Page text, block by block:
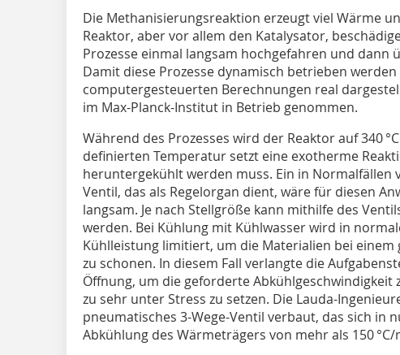
Die Methanisierungsreaktion erzeugt viel Wärme
Reaktor, aber vor allem den Katalysator,
Prozesse einmal langsam hochgefahren und dann
Damit diese Prozesse dynamisch betrieben
computergesteuerten Berechnungen real
im Max-Planck-Institut in Betrieb genommen.
Während des Prozesses wird der Reaktor auf 340
definierten Temperatur setzt eine exotherme
heruntergekühlt werden muss. Ein in Normalfällen
Ventil, das als Regelorgan dient, wäre für diesen
langsam. Je nach Stellgröße kann mithilfe des
werden. Bei Kühlung mit Kühlwasser wird in
Kühlleistung limitiert, um die Materialien bei
zu schonen. In diesem Fall verlangte die
Öffnung, um die geforderte Abkühlgeschwindigkeit
zu sehr unter Stress zu setzen. Die Lauda-
pneumatisches 3-Wege-Ventil verbaut, das sich in
Abkühlung des Wärmeträgers von mehr als 150